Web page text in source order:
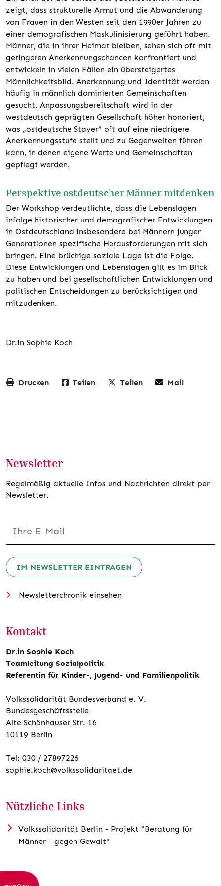
zeigt, dass strukturelle Armut und die Abwanderung
von Frauen in den Westen seit den 1990er Jahren zu
einer demografischen Maskulinisierung geführt haben.
Männer, die in ihrer Heimat bleiben, sehen sich oft mit
geringeren Anerkennungschancen konfrontiert und
entwickeln in vielen Fällen ein übersteigertes
Männlichkeitsbild. Anerkennung und Identität werden
häufig in männlich dominierten Gemeinschaften
gesucht. Anpassungsbereitschaft wird in der
westdeutsch geprägten Gesellschaft höher honoriert,
was „ostdeutsche Stayer“ oft auf eine niedrigere
Anerkennungsstufe stellt und zu Gegenwelten führen
kann, in denen eigene Werte und Gemeinschaften
gepflegt werden.
Perspektive ostdeutscher Männer mitdenken
Der Workshop verdeutlichte, dass die Lebenslagen
infolge historischer und demografischer Entwicklungen
in Ostdeutschland insbesondere bei Männern junger
Generationen spezifische Herausforderungen mit sich
bringen. Eine brüchige soziale Lage ist die Folge.
Diese Entwicklungen und Lebenslagen gilt es im Blick
zu haben und bei gesellschaftlichen Entwicklungen und
politischen Entscheidungen zu berücksichtigen und
mitzudenken.
Dr.in Sophie Koch
Drucken Teilen Teilen Mail
Newsletter
Regelmäßig aktuelle Infos und Nachrichten direkt per
Newsletter.
IM NEWSLETTER EINTRAGEN
Newsletterchronik einsehen
Kontakt
Dr.in Sophie Koch
Teamleitung Sozialpolitik
Referentin für Kinder-, Jugend- und Familienpolitik
Volkssolidarität Bundesverband e. V.
Bundesgeschäftsstelle
Alte Schönhauser Str. 16
10119 Berlin
Tel: 030 / 27897226
sophie.koch@volkssolidaritaet.de
Nützliche Links
Volkssolidarität Berlin - Projekt "Beratung für
Männer - gegen Gewalt"